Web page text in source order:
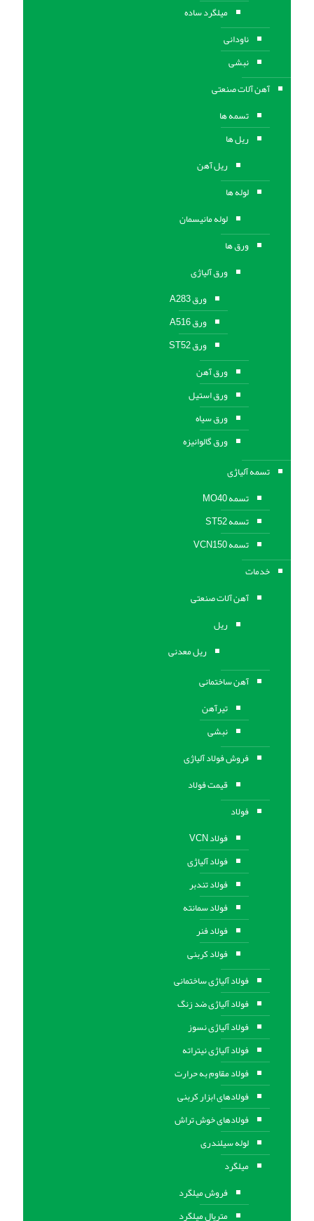
میلگرد ساده
ناودانی
نبشی
آهن آلات صنعتی
تسمه ها
ریل ها
ریل آهن
لوله ها
لوله مانیسمان
ورق ها
ورق آلیاژی
ورق A283
ورق A516
ورق ST52
ورق آهن
ورق استیل
ورق سیاه
ورق گالوانیزه
تسمه آلیاژی
تسمه MO40
تسمه ST52
تسمه VCN150
خدمات
آهن آلات صنعتی
ریل
ریل معدنی
آهن ساختمانی
تیرآهن
نبشی
فروش فولاد آلیاژی
قیمت فولاد
فولاد
فولاد VCN
فولاد آلیاژی
فولاد تندبر
فولاد سمانته
فولاد فنر
فولاد کربنی
فولاد آلیاژی ساختمانی
فولاد آلیاژی ضد زنگ
فولاد آلیاژی نسوز
فولاد آلیاژی نیتراته
فولاد مقاوم به حرارت
فولادهای ابزار کربنی
فولادهای خوش تراش
لوله سیلندری
میلگرد
فروش میلگرد
متریال میلگرد